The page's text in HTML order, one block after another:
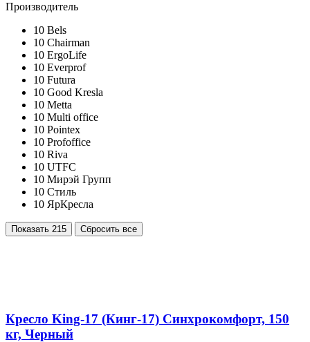
Производитель
10 Bels
10 Chairman
10 ErgoLife
10 Everprof
10 Futura
10 Good Kresla
10 Metta
10 Multi office
10 Pointex
10 Profoffice
10 Riva
10 UTFC
10 Мирэй Групп
10 Стиль
10 ЯрКресла
Показать 215 Сбросить все
Кресло King-17 (Кинг-17) Синхрокомфорт, 150
кг, Черный